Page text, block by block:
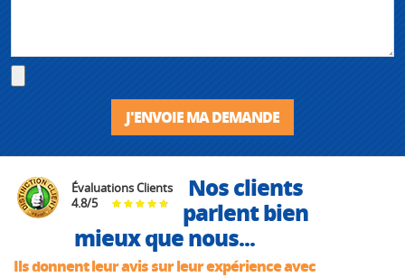
J'ENVOIE MA DEMANDE
Évaluations Clients
4.8/5
Nos clients
parlent bien
mieux que nous...
Ils donnent leur avis sur leur expérience avec